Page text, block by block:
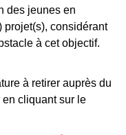
des jeunes en
projet(s), considérant
à cet objectif.
à retirer auprès du
cliquant sur le